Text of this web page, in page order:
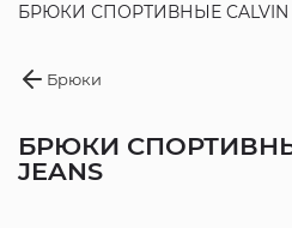
БРЮКИ СПОРТИВНЫЕ CALVIN
Брюки
БРЮКИ
JEANS